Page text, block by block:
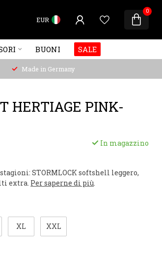
EUR
0
BUONI SALE
Made in Germany
HERTIAGE PINK-
In magazzino
STORMLOCK softshell leggero,
extra. Per saperne di più.
XL XXL